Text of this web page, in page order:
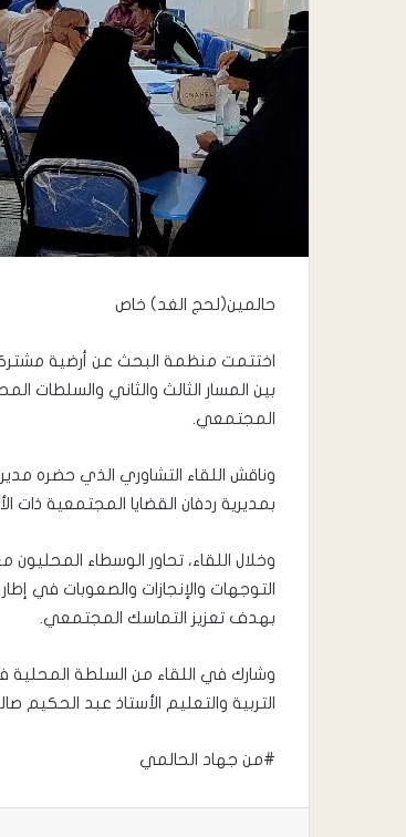
حالمين(لحج الغد) خاص
اختتمت منظمة البحث عن أرضية
بين المسار الثالث والثاني
المجتمعي.
وناقش اللقاء التشاوري الذي حضره
بمديرية ردفان القضايا المجتمعية ذات
وخلال اللقاء، تحاور الوسطاء
التوجهات والإنجازات والصعوبات في
بهدف تعزيز التماسك المجتمعي.
وشارك في اللقاء من السلطة المحلية
التربية والتعليم الأستاذ عبد الحكيم
#من جهاد الحالمي